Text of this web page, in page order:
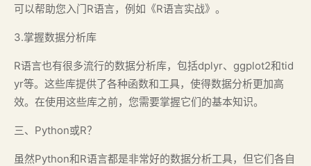
可以帮助您入门R语言，例如《R语言实战》。
3.掌握数据分析库
R语言也有很多流行的数据分析库，包括dplyr、ggplot2和tid
yr等。这些库提供了各种函数和工具，使得数据分析更加高
效。在使用这些库之前，您需要掌握它们的基本知识。
三、Python或R？
虽然Python和R语言都是非常好的数据分析工具，但它们各自